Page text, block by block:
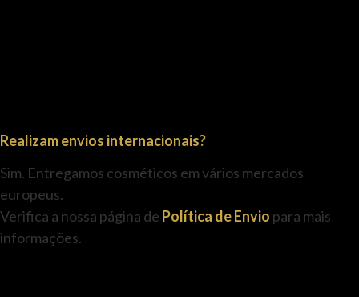
Realizam envios internacionais?
Sim. Entregamos cosméticos em vários mercados
europeus.
Verifica a nossa página de Política de Envio para mais
informações.